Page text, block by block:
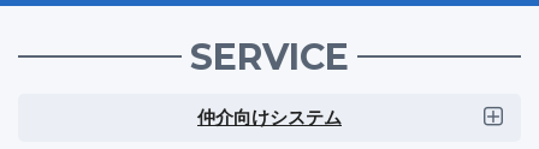
SERVICE
仲介向けシステム